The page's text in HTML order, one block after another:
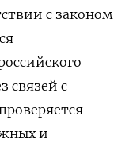
с законом
связей с
и